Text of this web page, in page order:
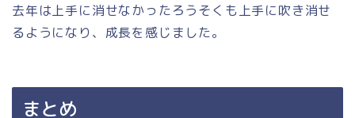
去年は上手に消せなかったろうそくも上手に吹き消せ
るようになり、成長を感じました。
まとめ